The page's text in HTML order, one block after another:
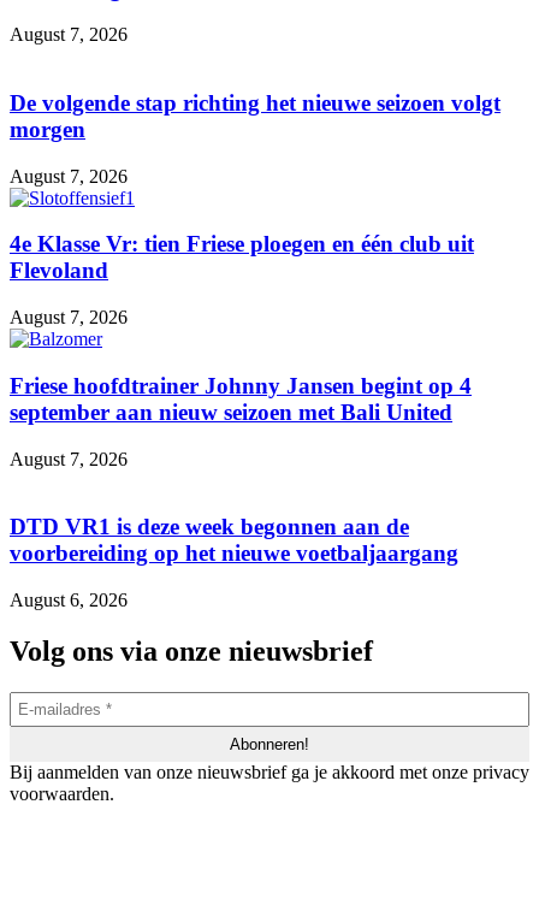
August 7, 2026
De volgende stap richting het nieuwe seizoen volgt
morgen
August 7, 2026
4e Klasse Vr: tien Friese ploegen en één club uit
Flevoland
August 7, 2026
Friese hoofdtrainer Johnny Jansen begint op 4
september aan nieuw seizoen met Bali United
August 7, 2026
DTD VR1 is deze week begonnen aan de
voorbereiding op het nieuwe voetbaljaargang
August 6, 2026
Volg ons via onze nieuwsbrief
Bij aanmelden van onze nieuwsbrief ga je akkoord met onze privacy
voorwaarden.